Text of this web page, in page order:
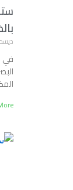
ديسمبر
في
»